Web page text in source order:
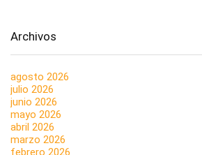
Archivos
agosto 2026
julio 2026
junio 2026
mayo 2026
abril 2026
marzo 2026
febrero 2026